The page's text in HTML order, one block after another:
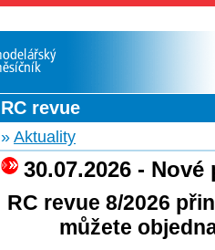
RC revue
» Aktuality
30.07.2026 -
RC revue 8/2026
můžete